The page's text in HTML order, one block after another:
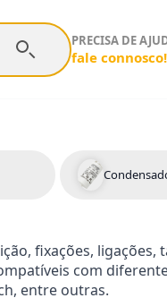
PRECISA DE
fale connosco!
fixações, ligações,
com
entre outras.